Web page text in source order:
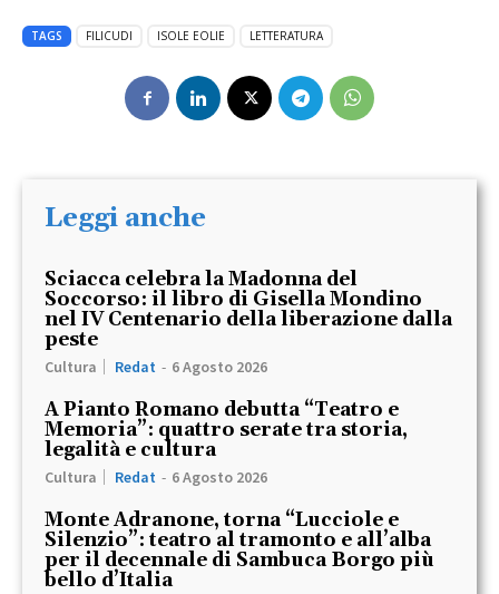
TAGS FILICUDI ISOLE EOLIE LETTERATURA
Leggi anche
Sciacca celebra la Madonna del
Soccorso: il libro di Gisella Mondino
nel IV Centenario della liberazione dalla
peste
Cultura Redat - 6 Agosto 2026
A Pianto Romano debutta “Teatro e
Memoria”: quattro serate tra storia,
legalità e cultura
Cultura Redat - 6 Agosto 2026
Monte Adranone, torna “Lucciole e
Silenzio”: teatro al tramonto e all’alba
per il decennale di Sambuca Borgo più
bello d’Italia